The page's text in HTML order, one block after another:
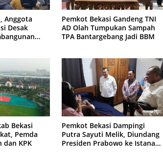
Anggota
Desak
Pemkot Bekasi Gandeng TNI
AD Olah Tumpukan Sampah
TPA Bantargebang Jadi BBM
Bekasi
Pemda
dan KPK
Pemkot Bekasi Dampingi
Putra Sayuti Melik, Diundang
Presiden Prabowo ke Istana